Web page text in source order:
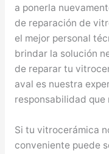
a ponerla
de reparación de
el mejor personal
brindar la solución
de reparar tu
aval es nuestra
responsabilidad que
Si tu vitrocerámica
conveniente puede